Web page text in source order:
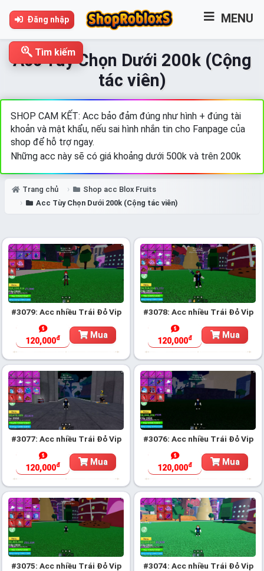
Đăng nhập MENU
Acc Tùy Chọn Dưới 200k (Cộng
tác viên)
SHOP CAM KẾT: Acc bảo đảm đúng như hình + đúng tài
khoản và mật khẩu, nếu sai hình nhắn tin cho Fanpage của
shop để hỗ trợ ngay.
Những acc này sẽ có giá khoảng dưới 500k và trên 200k
Trang chủ
Shop acc Blox Fruits
Acc Tùy Chọn Dưới 200k (Cộng tác viên)
Tìm kiếm
#3079: Acc nhiều Trái Đỏ Vip
120,000đ Mua
#3078: Acc nhiều Trái Đỏ Vip
120,000đ Mua
#3077: Acc nhiều Trái Đỏ Vip
120,000đ Mua
#3076: Acc nhiều Trái Đỏ Vip
120,000đ Mua
#3075: Acc nhiều Trái Đỏ Vip #3074: Acc nhiều Trái Đỏ Vip